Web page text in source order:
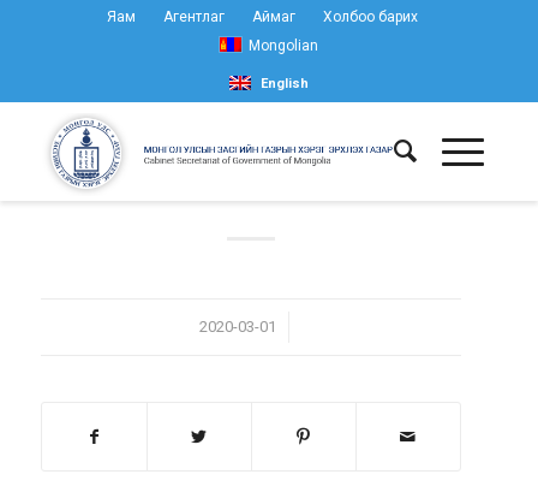
Яам Агентлаг Аймаг
Холбоо барих
Mongolian
English
2020-03-01
/